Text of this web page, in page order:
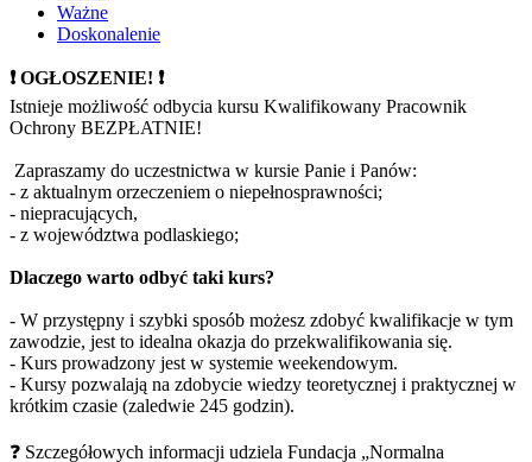
Ważne
Doskonalenie
❗️ OGŁOSZENIE! ❗️
Istnieje możliwość odbycia kursu Kwalifikowany Pracownik
Ochrony BEZPŁATNIE!
Zapraszamy do uczestnictwa w kursie Panie i Panów:
- z aktualnym orzeczeniem o niepełnosprawności;
- niepracujących,
- z województwa podlaskiego;
Dlaczego warto odbyć taki kurs?
- W przystępny i szybki sposób możesz zdobyć kwalifikacje w tym
zawodzie, jest to idealna okazja do przekwalifikowania się.
- Kurs prowadzony jest w systemie weekendowym.
- Kursy pozwalają na zdobycie wiedzy teoretycznej i praktycznej w
krótkim czasie (zaledwie 245 godzin).
❓ Szczegółowych informacji udziela Fundacja „Normalna